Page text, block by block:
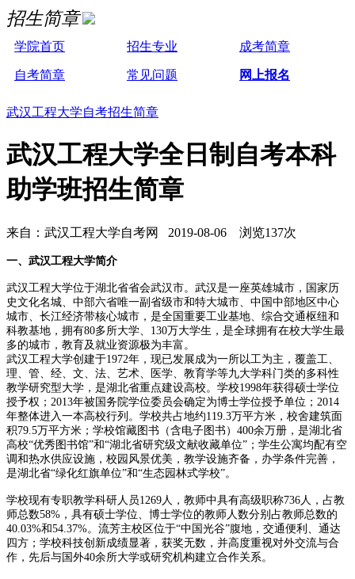
招生简章
学院首页 招生专业 成考简章
自考简章 常见问题 网上报名
武汉工程大学自考招生简章
武汉工程大学全日制自考本科
助学班招生简章
来自：武汉工程大学自考网 2019-08-06 浏览137次
一、武汉工程大学简介
武汉工程大学位于湖北省省会武汉市。武汉是一座英雄城市，国家历
史文化名城、中部六省唯一副省级市和特大城市、中国中部地区中心
城市、长江经济带核心城市，是全国重要工业基地、综合交通枢纽和
科教基地，拥有80多所大学、130万大学生，是全球拥有在校大学生最
多的城市，教育及就业资源极为丰富。
武汉工程大学创建于1972年，现已发展成为一所以工为主，覆盖工、
理、管、经、文、法、艺术、医学、教育学等九大学科门类的多科性
教学研究型大学，是湖北省重点建设高校。学校1998年获得硕士学位
授予权；2013年被国务院学位委员会确定为博士学位授予单位；2014
年整体进入一本高校行列。学校共占地约119.3万平方米，校舍建筑面
积79.5万平方米；学校馆藏图书（含电子图书）400余万册，是湖北省
高校“优秀图书馆”和“湖北省研究级文献收藏单位”；学生公寓均配有空
调和热水供应设施，校园风景优美，教学设施齐备，办学条件完善，
是湖北省“绿化红旗单位”和“生态园林式学校”。
学校现有专职教学科研人员1269人，教师中具有高级职称736人，占教
师总数58%，具有硕士学位、博士学位的教师人数分别占教师总数的
40.03%和54.37%。流芳主校区位于“中国光谷”腹地，交通便利、通达
四方；学校科技创新成绩显著，获奖无数，并高度重视对外交流与合
作，先后与国外40余所大学或研究机构建立合作关系。